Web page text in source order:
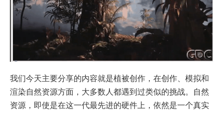
我们今天主要分享的内容就是植被创作，在创作、模拟和
渲染自然资源方面，大多数人都遇到过类似的挑战。自然
资源，即使是在这一代最先进的硬件上，依然是一个真实